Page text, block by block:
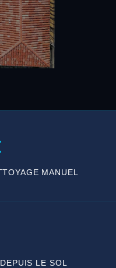
MANUEL
LE SOL